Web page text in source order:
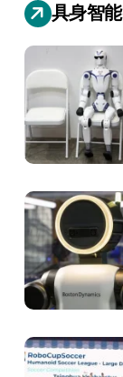
具身智能